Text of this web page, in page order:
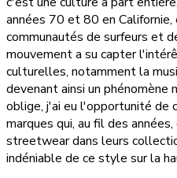
années 70 et 80 en
communautés de surfeurs et
mouvement a su capter
culturelles, notamment la
devenant ainsi un phénomène
oblige, j'ai eu l'opportunité de
marques qui, au fil des
streetwear dans leurs
indéniable de ce style sur la